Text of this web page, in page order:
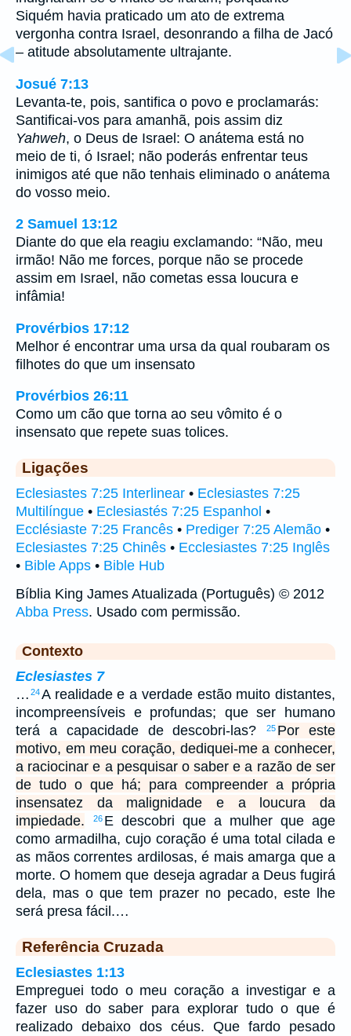
Siquém havia praticado um ato de extrema
vergonha contra Israel, desonrando a filha de Jacó
– atitude absolutamente ultrajante.
Josué 7:13
Levanta-te, pois, santifica o povo e proclamarás:
Santificai-vos para amanhã, pois assim diz
Yahweh, o Deus de Israel: O anátema está no
meio de ti, ó Israel; não poderás enfrentar teus
inimigos até que não tenhais eliminado o anátema
do vosso meio.
2 Samuel 13:12
Diante do que ela reagiu exclamando: “Não, meu
irmão! Não me forces, porque não se procede
assim em Israel, não cometas essa loucura e
infâmia!
Provérbios 17:12
Melhor é encontrar uma ursa da qual roubaram os
filhotes do que um insensato
Provérbios 26:11
Como um cão que torna ao seu vômito é o
insensato que repete suas tolices.
Ligações
Eclesiastes 7:25 Interlinear • Eclesiastes 7:25
Multilíngue • Eclesiastés 7:25 Espanhol •
Ecclésiaste 7:25 Francês • Prediger 7:25 Alemão •
Eclesiastes 7:25 Chinês • Ecclesiastes 7:25 Inglês
• Bible Apps • Bible Hub
Bíblia King James Atualizada (Português) © 2012
Abba Press. Usado com permissão.
Contexto
Eclesiastes 7
… 24A realidade e a verdade estão muito distantes,
incompreensíveis e profundas; que ser humano
terá a capacidade de descobri-las?
25 Por este
motivo, em meu coração, dediquei-me a conhecer,
a raciocinar e a pesquisar o saber e a razão de ser
de tudo o que há; para compreender a própria
insensatez da malignidade e a loucura da
impiedade.
26 E descobri que a mulher que age
como armadilha, cujo coração é uma total cilada e
as mãos correntes ardilosas, é mais amarga que a
morte. O homem que deseja agradar a Deus fugirá
dela, mas o que tem prazer no pecado, este lhe
será presa fácil.…
Referência Cruzada
Eclesiastes 1:13
Empreguei todo o meu coração a investigar e a
fazer uso do saber para explorar tudo o que é
realizado debaixo dos céus. Que fardo pesado